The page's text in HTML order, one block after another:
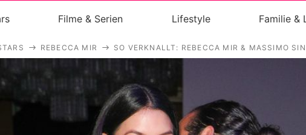
Royals
Filme & Serien
Lifestyle
Filme & Serien Lifestyle Familie &
REBECCA MIR SO VERKNALLT: REBECCA MIR & MASSIMO